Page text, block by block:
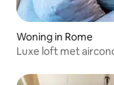
Woning in Rome
Luxe loft met